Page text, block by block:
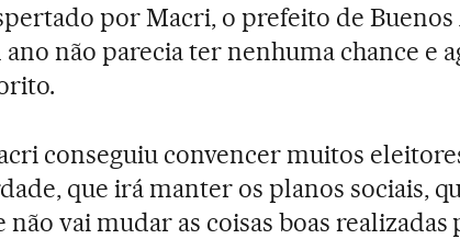
por Macri, o prefeito de Buenos
ano não parecia ter nenhuma chance e
conseguiu convencer muitos
que irá manter os planos sociais,
não vai mudar as coisas boas